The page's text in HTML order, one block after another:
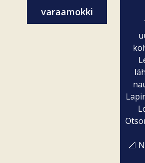
varaamokki
📐